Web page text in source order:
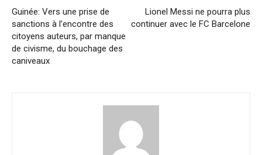
Guinée: Vers une prise de
sanctions à l’encontre des
citoyens auteurs, par manque
de civisme, du bouchage des
caniveaux
Lionel Messi ne pourra plus
continuer avec le FC Barcelone